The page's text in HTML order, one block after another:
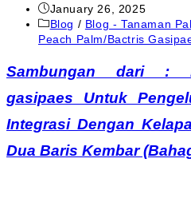
Post
published:
January 26, 2025
Post
category:
Blog / Blog - Tanaman
Peach Palm/Bactris
Sambungan dari :
gasipaes Untuk
Integrasi Dengan
Dua Baris Kembar